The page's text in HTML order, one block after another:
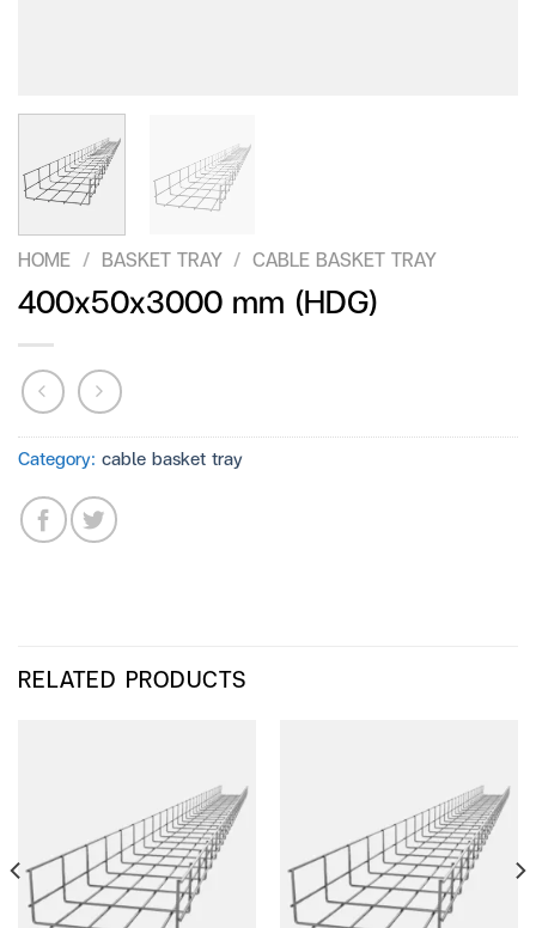
HOME / BASKET TRAY / CABLE BASKET TRAY
400x50x3000 mm (HDG)
Category: cable basket tray
RELATED PRODUCTS